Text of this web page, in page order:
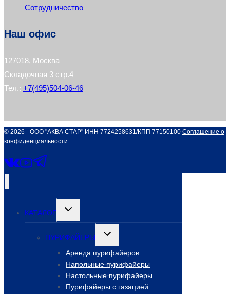
Сотрудничество
Наш офис
127018, Москва
Складочная 3 стр.4
Тел.: +7(495)504-06-46
© 2026 - ООО "АКВА СТАР" ИНН 7724258631/КПП 77150100 Соглашение о
конфиденциальности
КАТАЛОГ
Переключить
меню
ПУРИФАЙЕРЫ
Переключить
меню
Аренда пурифайеров
Напольные пурифайеры
Настольные пурифайеры
Пурифайеры с газацией